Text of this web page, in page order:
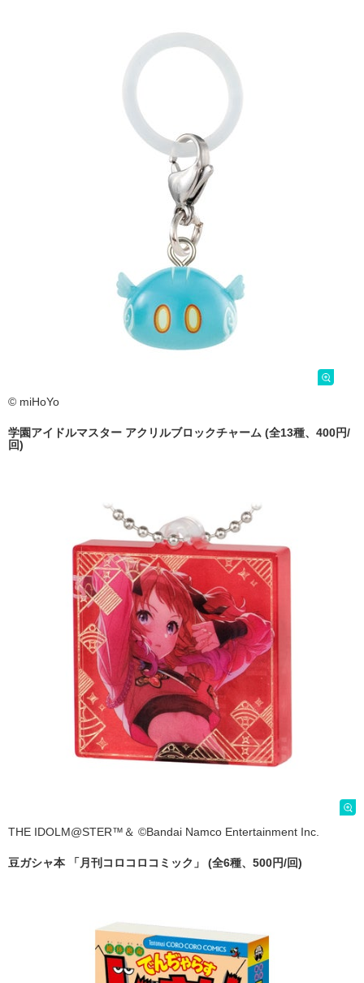
© miHoYo
学園アイドルマスター アクリルブロックチャーム (全13種、400円/
回)
THE IDOLM@STER™＆ ©Bandai Namco Entertainment Inc.
豆ガシャ本 「月刊コロコロコミック」 (全6種、500円/回)